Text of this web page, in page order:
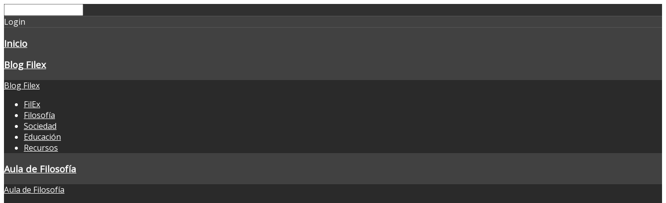
Login
Inicio
Blog Filex
Blog Filex
FilEx
Filosofía
Sociedad
Educación
Recursos
Aula de Filosofía
Aula de Filosofía